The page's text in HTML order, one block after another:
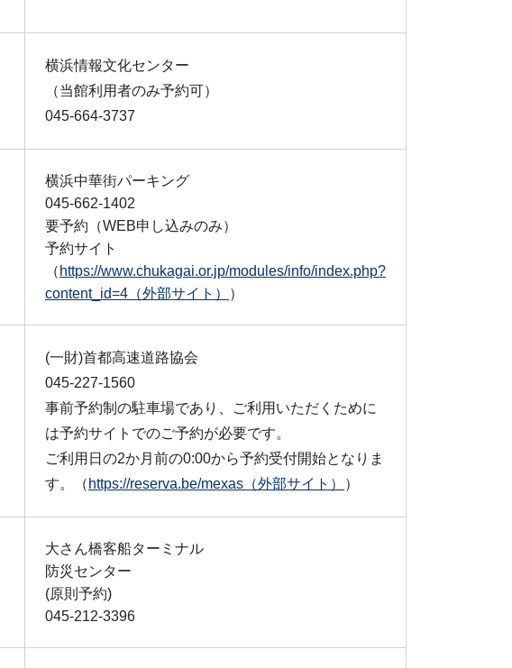
横浜情報文化センター
（当館利用者のみ予約可）
045-664-3737
横浜中華街パーキング
045-662-1402
要予約（WEB申し込みのみ）
予約サイト
（ https://www.chukagai.or.jp/modules/info/index.php?
content_id=4（外部サイト）
）
(一財)首都高速道路協会
045-227-1560
事前予約制の駐車場であり、ご利用いただくために
は予約サイトでのご予約が必要です。
ご利用日の2か月前の0:00から予約受付開始となりま
す。（ https://reserva.be/mexas（外部サイト） ）
大さん橋客船ターミナル
防災センター
(原則予約)
045-212-3396